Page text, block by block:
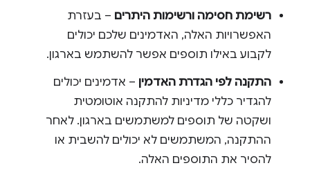
רשימת חסימה ורשימות היתרים – בעזרת
האפשרויות האלה, האדמינים שלכם יכולים
לקבוע באילו תוספים אפשר להשתמש בארגון.
התקנה לפי הגדרת האדמין – אדמינים יכולים
להגדיר כללי מדיניות להתקנה אוטומטית
ושקטה של תוספים למשתמשים בארגון. לאחר
ההתקנה, המשתמשים לא יכולים להשבית או
להסיר את התוספים האלה.